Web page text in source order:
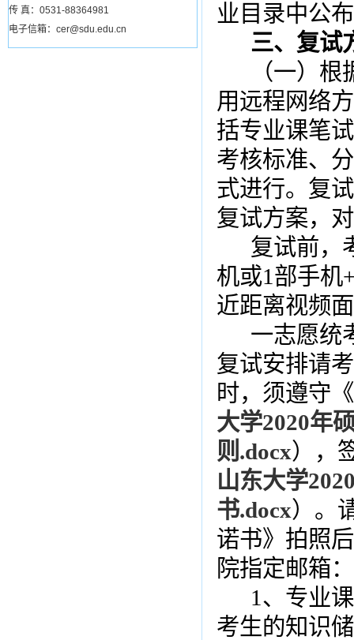
传 真：0531-88364981
电子信箱：cer@sdu.edu.cn
业目录中公
三、复试
（一）
用远程网络
括专业课笔
考核标准、
式进行。复
复试方案，
复试前，
机或1 部手机
近距离视频
一志愿统
复试安排请
时，须遵守
大学2020年
则.docx），
山东大学
书.docx）。
诺书》拍照
院指定邮箱：
1 、专业
考生的知识